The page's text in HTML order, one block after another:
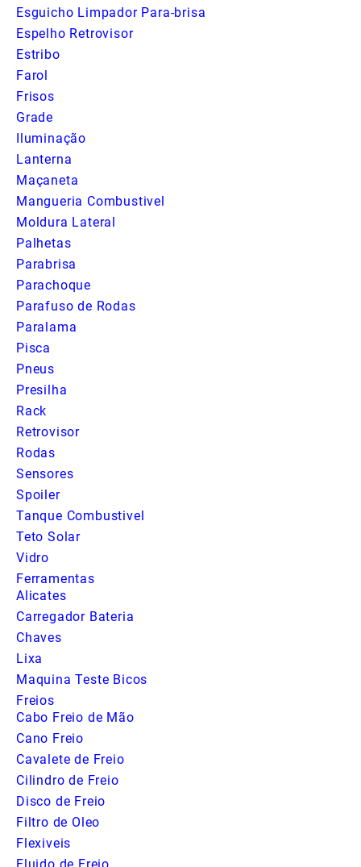
Esguicho Limpador Para-brisa
Espelho Retrovisor
Estribo
Farol
Frisos
Grade
Iluminação
Lanterna
Maçaneta
Mangueria Combustivel
Moldura Lateral
Palhetas
Parabrisa
Parachoque
Parafuso de Rodas
Paralama
Pisca
Pneus
Presilha
Rack
Retrovisor
Rodas
Sensores
Spoiler
Tanque Combustivel
Teto Solar
Vidro
Ferramentas
Alicates
Carregador Bateria
Chaves
Lixa
Maquina Teste Bicos
Freios
Cabo Freio de Mão
Cano Freio
Cavalete de Freio
Cilindro de Freio
Disco de Freio
Filtro de Oleo
Flexiveis
Fluido de Freio